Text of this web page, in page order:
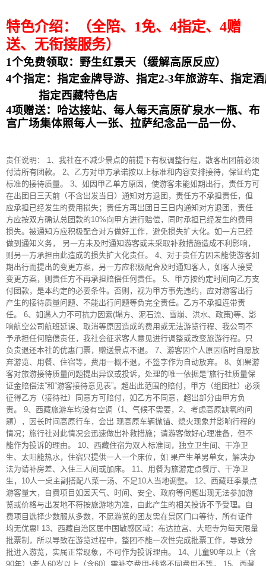
特色介绍：（全陪、 1免、 4指定、 4赠
送、无衔接服务）
1个免费领取：野生红景天（缓解高原反应）
4个指定：指定金牌导游、指定2-3年旅游车、指定
指定西藏特色店
4项赠送： 哈达接站、 每人每天高原矿泉水一瓶、布
宫广场集体照每人一张、拉萨纪念品一品一份、
责任说明： 1、我社在不减少景点的前提下有权调整行程，散客出团前必须
付清所有团款。 2、乙方对甲方承诺按以上标准和内容安排接待，保证约定
标准的接待质量。 3、如因甲乙单方原因，使游客未能如期出行，责任方可
在出团日三天前（不含出发当日）通知对方退团，责任方不承担责任，但
应承担已经发生的费用损失；责任方再出团日三日内通知对方退团，责任
方应按双方确认总团款的10%向甲方进行赔偿，同时承担已经发生的费用
损失。被通知方应积极配合对方做好工作，避免损失扩大化。如一方已经
做到通知义务， 另一方未及时通知游客或未采取补救措施造成不利影响，
则另一方承担由此造成的损失扩大化责任。 4、对于责任方因未能使游客如
期出行而提出的变更方案，另一方应积极配合及时通知客人，如客人接受
变更方案，则责任方不再承担赔偿任何责任。 5、甲方按约定时间向乙方支
付团款，是本约定的必要条件。否则，视为甲方事先违约，应对游客出行
产生的接待质量问题、不能出行问题等负完全责任。乙方不承担连带责
任。 6、如遇人力不可抗力因素(塌方、泥石流、雪崩、洪水、政策)等、影
响航空公司航班延误、取消等原因造成的费用或无法游览行程、我公司不
予承担任何赔偿责任，我社会征求客人意见进行调整或改变旅游行程。只
负责退还本社的优惠门票，赠送景点不退。 7、游客因个人原因临时自愿放
弃游览、用餐、住宿等，费用一概不退，不签字作为自动放弃。 8、如果游
客对旅游接待质量问题提出异议或投诉，处理的唯一依据是“旅行社质量保
证金赔偿法”和“游客接待意见表”。超出此范围的赔付，甲方（组团社）必须
征得乙方（接待社）同意方可赔付，如乙方不同意，超出部分由甲方负
责。 9、西藏旅游车均没有空调（1、气候不需要，2、考虑高原缺氧的问
题），因长时间高原行车，会出 现高原车辆抛锚、熄火现象并影响行程的
情况；旅行社对此情况会迅速做出补救措施；请游客做好心理准备，但不
能作为投诉的理由。 10、西藏住宿为双人标准间，独立卫生间、干净卫
生、太阳能热水，住宿只提供一人一个床位，如 果产生单男单女，解决办
法为请补房差、入住三人间或加床。 11、用餐为旅游定点餐厅、干净卫
生，10人一桌主副搭配八菜一汤、不足10人当地调整。 12、西藏旺季景点
游客量大，自费项目如因天气、时间、安全、政府等问题出现无法参加游
览或价格与出发地不符按旅游地为准，由此产生的相关投诉不予受理。自
费项目选择少数服从多数，不愿游览的团友需在景区门口等待，所有证件
均无优惠! 13、西藏自治区属中国敏感区域：布达拉宫、大昭寺为每天限量
批票制，所以导致在游览过程中，整团不能一次性完成批票工作，导致分
批进入游览，实属正常现象，不可作为投诉理由。 14、儿童90年以上（含
90年）\老人60岁以上（含60）需补交费用-线路不同费用不等。 15、西藏